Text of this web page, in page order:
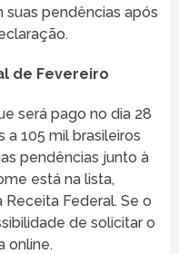
pendências após
de Fevereiro
será pago no dia 28
105 mil brasileiros
pendências junto à
está na lista,
Federal. Se o
de solicitar o
online.